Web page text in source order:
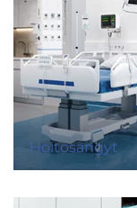
Hoitosängyt